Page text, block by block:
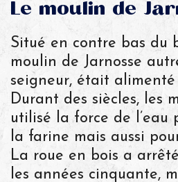
Le moulin de
Situé en contre bas du
moulin de Jarnosse
seigneur, était alimenté
Durant des siècles, les
utilisé la force de l’eau
la farine mais aussi
La roue en bois a
les années cinquante,